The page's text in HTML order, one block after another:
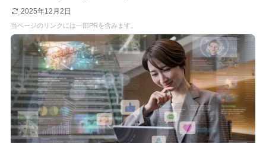
2025年12月2日
当ページのリンクには一部PRを含みます。